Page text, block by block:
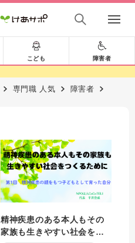
こども 障害者
専門職 人気 障害者
精神疾患のある本人もその
家族も生きやすい社会をつ